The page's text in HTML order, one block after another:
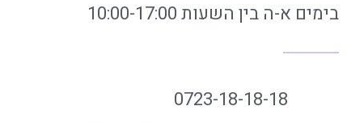
בימים א-ה בין השעות 10:00-17:00
0723-18-18-18